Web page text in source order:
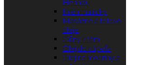
Krém na ruky
Masážne a telové
oleje
Očný krém
Olej do kúpeľa
Olej na modriny a